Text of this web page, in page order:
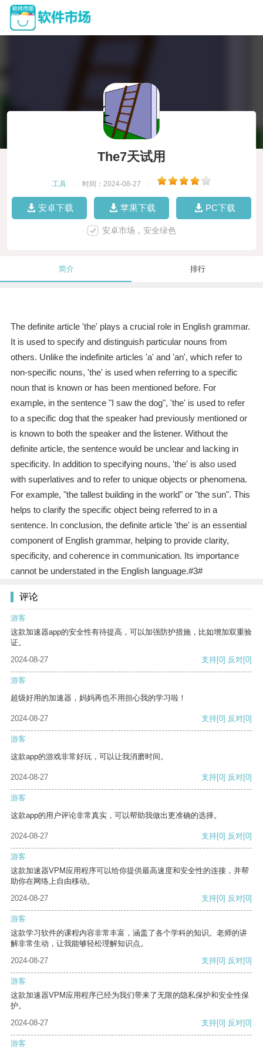
The7天试用
工具 时间：2024-08-27
安卓下载 苹果下载 PC下载
安卓市场，安全绿色
简介 排行
The definite article 'the' plays a crucial role in English grammar.
It is used to specify and distinguish particular nouns from
others. Unlike the indefinite articles 'a' and 'an', which refer to
non-specific nouns, 'the' is used when referring to a specific
noun that is known or has been mentioned before. For
example, in the sentence "I saw the dog", 'the' is used to refer
to a specific dog that the speaker had previously mentioned or
is known to both the speaker and the listener. Without the
definite article, the sentence would be unclear and lacking in
specificity. In addition to specifying nouns, 'the' is also used
with superlatives and to refer to unique objects or phenomena.
For example, "the tallest building in the world" or "the sun". This
helps to clarify the specific object being referred to in a
sentence. In conclusion, the definite article 'the' is an essential
component of English grammar, helping to provide clarity,
specificity, and coherence in communication. Its importance
cannot be understated in the English language.#3#
评论
游客
这款加速器app的安全性有待提高，可以加强防护措施，比如增加双重验
证。
2024-08-27
支持[0] 反对[0]
游客
超级好用的加速器，妈妈再也不用担心我的学习啦！
2024-08-27 支持[0] 反对[0]
游客
这款app的游戏非常好玩，可以让我消磨时间。
2024-08-27 支持[0] 反对[0]
游客
这款app的用户评论非常真实，可以帮助我做出更准确的选择。
2024-08-27 支持[0] 反对[0]
游客
这款加速器VPM应用程序可以给你提供最高速度和安全性的连接，并帮
助你在网络上自由移动。
2024-08-27
支持[0] 反对[0]
游客
这款学习软件的课程内容非常丰富，涵盖了各个学科的知识。老师的讲
解非常生动，让我能够轻松理解知识点。
2024-08-27
支持[0] 反对[0]
游客
这款加速器VPM应用程序已经为我们带来了无限的隐私保护和安全性保
护。
2024-08-27
支持[0] 反对[0]
游客